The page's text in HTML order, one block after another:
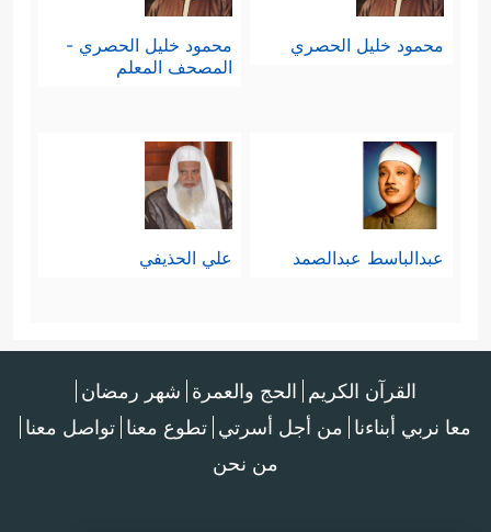
محمود خليل الحصري
محمود خليل الحصري -
المصحف المعلم
عبدالباسط عبدالصمد علي الحذيفي
القرآن الكريم الحج والعمرة شهر رمضان
معا نربي أبناءنا من أجل أسرتي تطوع معنا تواصل معنا
من نحن